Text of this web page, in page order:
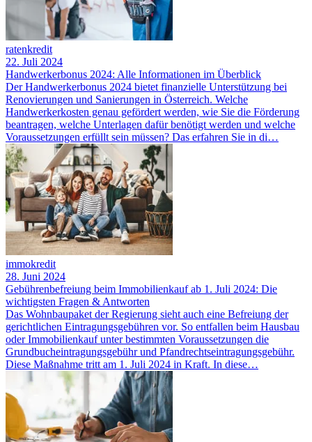
ratenkredit
22. Juli 2024
Handwerkerbonus 2024: Alle Informationen im Überblick
Der Handwerkerbonus 2024 bietet finanzielle Unterstützung bei
Renovierungen und Sanierungen in Österreich. Welche
Handwerkerkosten genau gefördert werden, wie Sie die Förderung
beantragen, welche Unterlagen dafür benötigt werden und welche
Voraussetzungen erfüllt sein müssen? Das erfahren Sie in di…
immokredit
28. Juni 2024
Gebührenbefreiung beim Immobilienkauf ab 1. Juli 2024: Die
wichtigsten Fragen & Antworten
Das Wohnbaupaket der Regierung sieht auch eine Befreiung der
gerichtlichen Eintragungsgebühren vor. So entfallen beim Hausbau
oder Immobilienkauf unter bestimmten Voraussetzungen die
Grundbucheintragungsgebühr und Pfandrechtseintragungsgebühr.
Diese Maßnahme tritt am 1. Juli 2024 in Kraft. In diese…